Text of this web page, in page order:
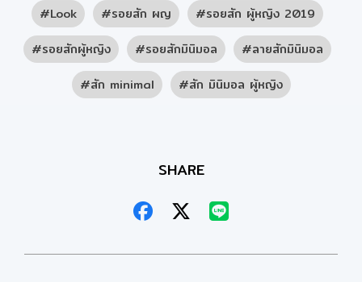
Look รอยสัก ผญ
รอยสัก ผู้หญิง 2019
รอยสักผู้หญิง
รอยสักมินิมอล
ลายสักมินิมอล
สัก minimal
สัก มินิมอล ผู้หญิง
SHARE